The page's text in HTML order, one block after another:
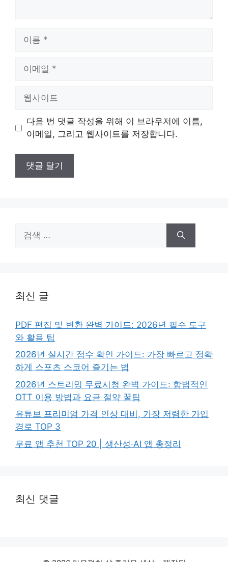
트
다음 번 댓글 작성을 위해 이 브라우저에 이름,
이메일, 그리고 웹사이트를 저장합니다.
색:
최신 글
PDF 편집 및 변환 완벽 가이드: 2026년 필수 도구
와 활용 팁
2026년 실시간 점수 확인 가이드: 가장 빠르고 정확
하게 스포츠 스코어 즐기는 법
2026년 스트리밍 무료시청 완벽 가이드: 합법적인
OTT 이용 방법과 요금 절약 꿀팁
유튜브 프리미엄 가격 인상 대비, 가장 저렴한 가입
경로 TOP 3
무료 앱 추천 TOP 20 | 생산성·AI 앱 총정리
최신 댓글